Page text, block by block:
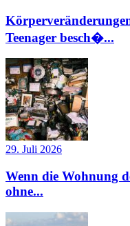
Teenager besch�...
29. Juli 2026
Wenn die Wohnung
ohne...